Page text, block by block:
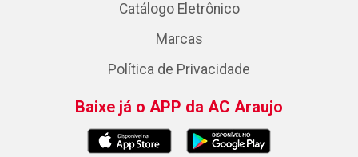
Catálogo Eletrônico
Marcas
Política de Privacidade
Baixe já o APP da AC Araujo